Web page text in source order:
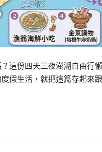
這份四天三夜澎湖自由行
假生活，就把這篇存起來跟